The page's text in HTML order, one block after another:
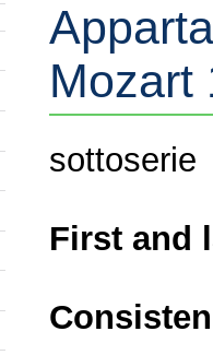
Mozart
sottoserie
First and